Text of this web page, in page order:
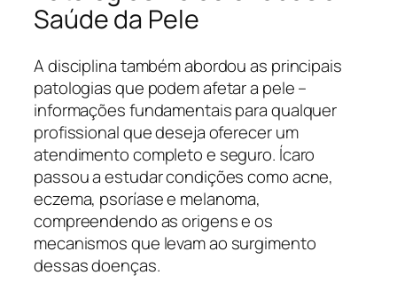
Saúde da Pele
A disciplina também abordou as principais
patologias que podem afetar a pele –
informações fundamentais para qualquer
profissional que deseja oferecer um
atendimento completo e seguro. Ícaro
passou a estudar condições como acne,
eczema, psoríase e melanoma,
compreendendo as origens e os
mecanismos que levam ao surgimento
dessas doenças.